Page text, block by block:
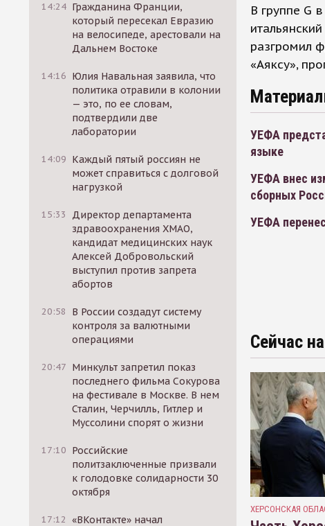
14:24 Гражданина Франции,
который пересекал Евразию
на велосипеде, арестовали на
Дальнем Востоке
14:16 Юлия Навальная заявила, что
политика отравили в колонии
— это, по ее словам,
подтвердили две
лаборатории
14:09 Каждый пятый россиян не
может справиться с долговой
нагрузкой
15:33
Директор департамента
здравоохранения ХМАО,
кандидат медицинских наук
Алексей Добровольский
выступил против запрета
абортов
20:58
В России создадут систему
контроля за валютными
операциями
20:47 Минкульт запретил показ
последнего фильма Сокурова
на фестивале в Москве. В нем
Сталин, Черчилль, Гитлер и
Муссолини спорят о жизни
17:10 Российские
политзаключенные призвали
к голодовке солидарности 30
октября
17:12 «ВКонтакте» начал
В группе G
разгромил
«Аяксу»,
УЕФА
языке
УЕФА внес
сборных
УЕФА
Сейчас
ХЕРСОНСКАЯ